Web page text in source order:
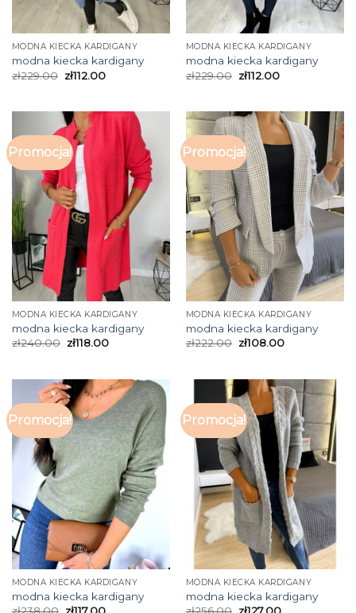
MODNA KIECKA KARDIGANY
modna kiecka kardigany
zł229.00 zł112.00
MODNA KIECKA KARDIGANY
modna kiecka kardigany
zł229.00 zł112.00
Promocja!
MODNA KIECKA KARDIGANY
modna kiecka kardigany
zł240.00 zł118.00
Promocja!
MODNA KIECKA KARDIGANY
modna kiecka kardigany
zł222.00 zł108.00
Promocja!
MODNA KIECKA KARDIGANY
modna kiecka kardigany
Promocja!
MODNA KIECKA KARDIGANY
modna kiecka kardigany